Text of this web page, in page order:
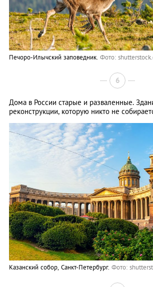
Печоро-Илычский заповедник. Фото:
6
Дома в России старые и разваленные.
реконструкции, которую никто не
Казанский собор, Санкт-Петербург. Фото: